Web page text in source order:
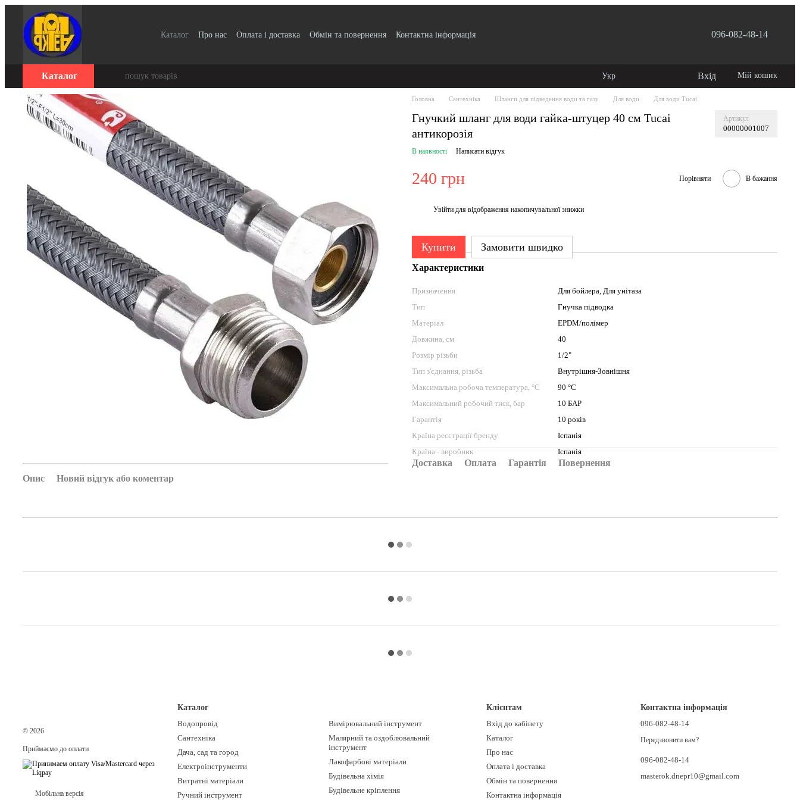
Перейти до основного контенту
Каталог Про нас Оплата і доставка Обмін та повернення
Контактна інформація
096-082-48-14
Каталог Укр Вхід Мій кошик
Опис Новий відгук або коментар
Головна Сантехніка Шланги для підведення води та газу Для води Для води Tucai
Гнучкий шланг для води гайка-штуцер 40 см Tucai
антикорозія
Артикул
00000001007
В наявності Написати відгук
240 грн Порівняти В бажання
Увійти для відображення накопичувальної знижки
Купити Замовити швидко
Характеристики
Призначення
Для бойлера, Для унітаза
Тип
Гнучка підводка
Матеріал
EPDM/полімер
Довжина, см
40
Розмір різьби
1/2"
Тип з'єднання, різьба
Внутрішня-Зовнішня
Максимальна робоча температура, °C
90 °C
Максимальний робочий тиск, бар
10 БАР
Гарантія
10 років
Країна реєстрації бренду
Іспанія
Країна - виробник
Іспанія
Доставка Оплата Гарантія Повернення
© 2026
Приймаємо до оплати
Мобільна версія
Каталог
Водопровід
Сантехніка
Дача, сад та город
Електроінструменти
Витратні матеріали
Ручний інструмент
Вимірювальний інструмент
Малярний та оздоблювальний
інструмент
Лакофарбові матеріали
Будівельна хімія
Будівельне кріплення
Клієнтам
Вхід до кабінету
Каталог
Про нас
Оплата і доставка
Обмін та повернення
Контактна інформація
Контактна інформація
096-082-48-14
Передзвонити вам?
096-082-48-14
masterok.dnepr10@gmail.com